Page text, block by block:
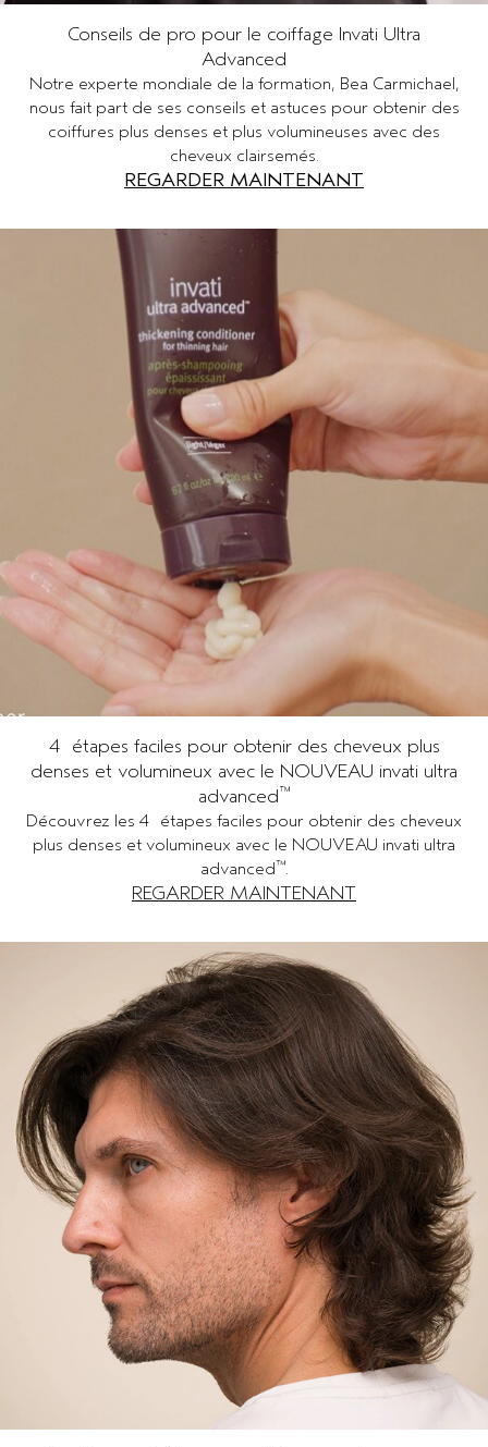
Conseils de pro pour le coiffage Invati Ultra
Advanced
Notre experte mondiale de la formation, Bea Carmichael,
nous fait part de ses conseils et astuces pour obtenir des
coiffures plus denses et plus volumineuses avec des
cheveux clairsemés.
REGARDER MAINTENANT
4 étapes faciles pour obtenir des cheveux plus
denses et volumineux avec le NOUVEAU invati ultra
advanced™
Découvrez les 4 étapes faciles pour obtenir des cheveux
plus denses et volumineux avec le NOUVEAU invati ultra
advanced™.
REGARDER MAINTENANT